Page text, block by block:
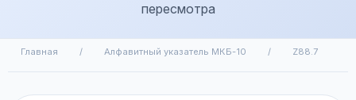
пересмотра
Главная / Алфавитный указатель МКБ-10 / Z88.7